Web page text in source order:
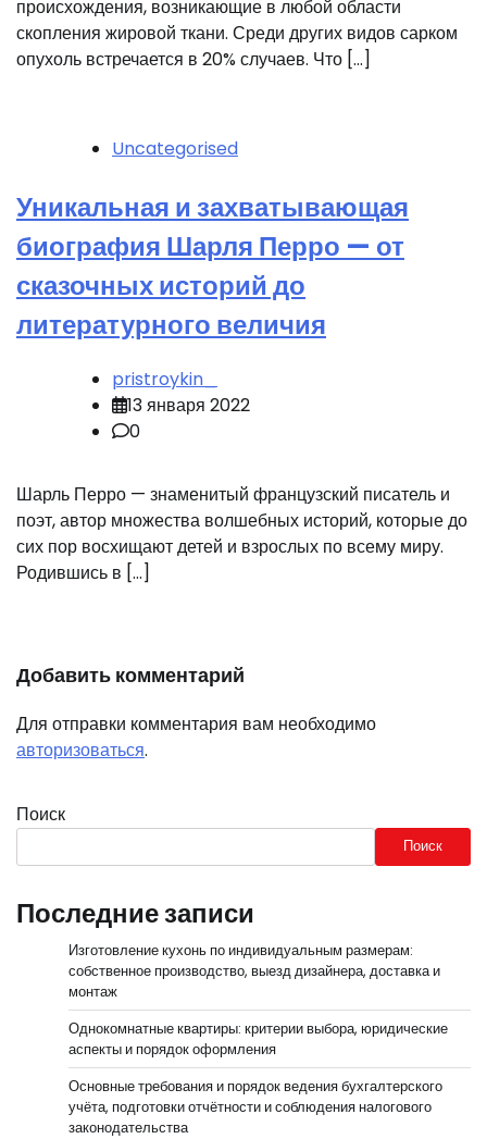
происхождения, возникающие в любой области
скопления жировой ткани. Среди других видов сарком
опухоль встречается в 20% случаев. Что […]
Uncategorised
Уникальная и захватывающая
биография Шарля Перро — от
сказочных историй до
литературного величия
pristroykin_
13 января 2022
0
Шарль Перро — знаменитый французский писатель и
поэт, автор множества волшебных историй, которые до
сих пор восхищают детей и взрослых по всему миру.
Родившись в […]
Добавить комментарий
Для отправки комментария вам необходимо
авторизоваться.
Поиск
Поиск
Последние записи
Изготовление кухонь по индивидуальным размерам:
собственное производство, выезд дизайнера, доставка и
монтаж
Однокомнатные квартиры: критерии выбора, юридические
аспекты и порядок оформления
Основные требования и порядок ведения бухгалтерского
учёта, подготовки отчётности и соблюдения налогового
законодательства